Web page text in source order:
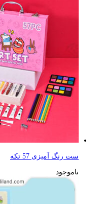
ست رنگ آمیزی 57 تکه
ناموجود